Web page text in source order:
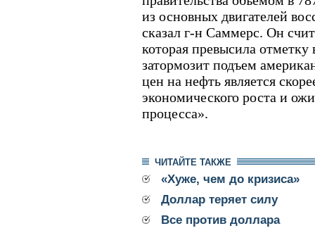
из основных двигателей
сказал г-н Саммерс. Он
которая превысила отметку
затормозит подъем
цен на нефть является
экономического роста и
процесса».
ЧИТАЙТЕ ТАКЖЕ
«Хуже, чем до кризиса»
Доллар теряет силу
Все против доллара